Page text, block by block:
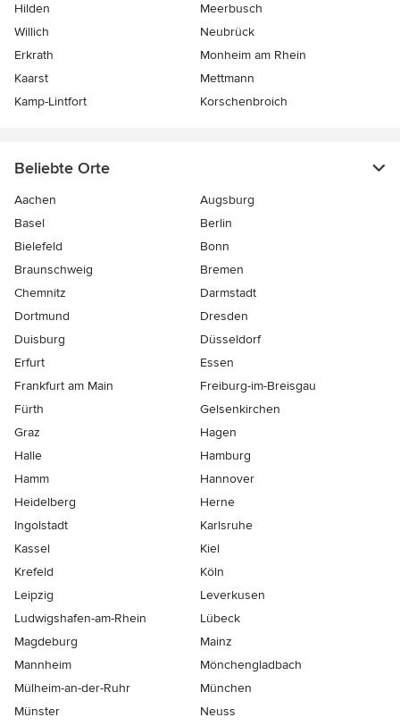
Hilden
Meerbusch
Willich
Neubrück
Erkrath
Monheim am Rhein
Kaarst
Mettmann
Kamp-Lintfort
Korschenbroich
Beliebte Orte
Aachen
Augsburg
Basel
Berlin
Bielefeld
Bonn
Braunschweig
Bremen
Chemnitz
Darmstadt
Dortmund
Dresden
Duisburg
Düsseldorf
Erfurt
Essen
Frankfurt am Main
Freiburg-im-Breisgau
Fürth
Gelsenkirchen
Graz
Hagen
Halle
Hamburg
Hamm
Hannover
Heidelberg
Herne
Ingolstadt
Karlsruhe
Kassel
Kiel
Krefeld
Köln
Leipzig
Leverkusen
Ludwigshafen-am-Rhein
Lübeck
Magdeburg
Mainz
Mannheim
Mönchen­gladbach
Mülheim-an-der-Ruhr
München
Münster
Neuss